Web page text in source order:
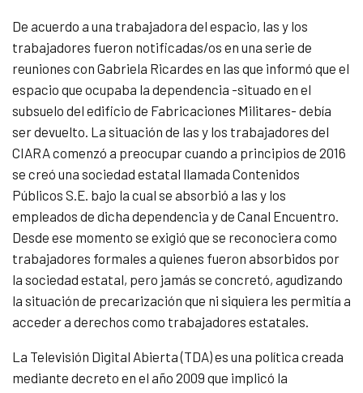
De acuerdo a una trabajadora del espacio, las y los
trabajadores fueron notificadas/os en una serie de
reuniones con Gabriela Ricardes en las que informó que el
espacio que ocupaba la dependencia -situado en el
subsuelo del edificio de Fabricaciones Militares- debía
ser devuelto. La situación de las y los trabajadores del
CIARA comenzó a preocupar cuando a principios de 2016
se creó una sociedad estatal llamada Contenidos
Públicos S.E. bajo la cual se absorbió a las y los
empleados de dicha dependencia y de Canal Encuentro.
Desde ese momento se exigió que se reconociera como
trabajadores formales a quienes fueron absorbidos por
la sociedad estatal, pero jamás se concretó, agudizando
la situación de precarización que ni siquiera les permitía a
acceder a derechos como trabajadores estatales.
La Televisión Digital Abierta (TDA) es una política creada
mediante decreto en el año 2009 que implicó la